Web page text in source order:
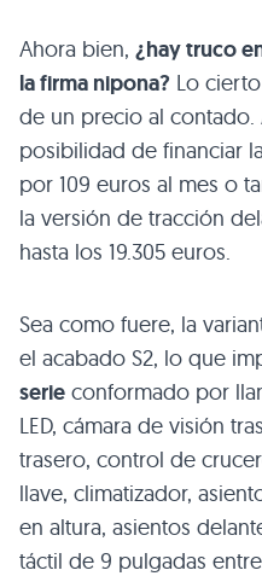
Ahora bien, ¿hay truco
la firma nipona? Lo
de un precio al contado.
posibilidad de financiar
por 109 euros al mes o
la versión de tracción
hasta los 19.305 euros.
Sea como fuere, la
el acabado S2, lo que
serie conformado por
LED, cámara de visión
trasero, control de
llave, climatizador,
en altura, asientos
táctil de 9 pulgadas